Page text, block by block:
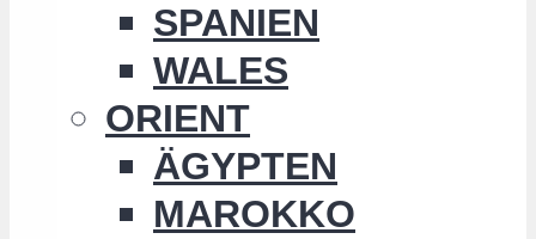
SPANIEN
WALES
ORIENT
ÄGYPTEN
MAROKKO